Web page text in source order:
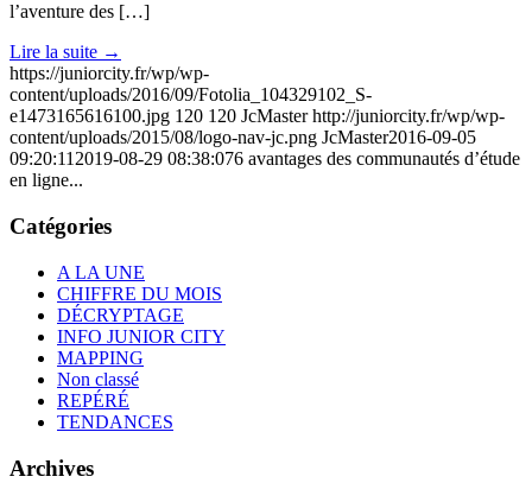
l’aventure des […]
Lire la suite →
https://juniorcity.fr/wp/wp-
content/uploads/2016/09/Fotolia_104329102_S-
e1473165616100.jpg 120 120 JcMaster http://juniorcity.fr/wp/wp-
content/uploads/2015/08/logo-nav-jc.png JcMaster2016-09-05
09:20:11 2019-08-29 08:38:076 avantages des communautés d’étude
en ligne...
Catégories
A LA UNE
CHIFFRE DU MOIS
DÉCRYPTAGE
INFO JUNIOR CITY
MAPPING
Non classé
REPÉRÉ
TENDANCES
Archives